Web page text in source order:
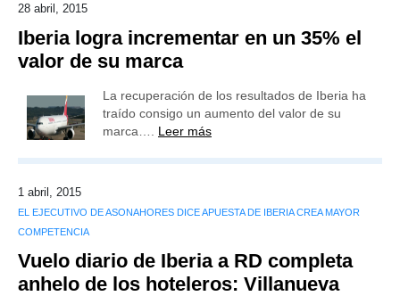
28 abril, 2015
Iberia logra incrementar en un 35% el
valor de su marca
La recuperación de los resultados de Iberia ha
traído consigo un aumento del valor de su
marca…. Leer más
1 abril, 2015
EL EJECUTIVO DE ASONAHORES DICE APUESTA DE IBERIA CREA MAYOR
COMPETENCIA
Vuelo diario de Iberia a RD completa
anhelo de los hoteleros: Villanueva